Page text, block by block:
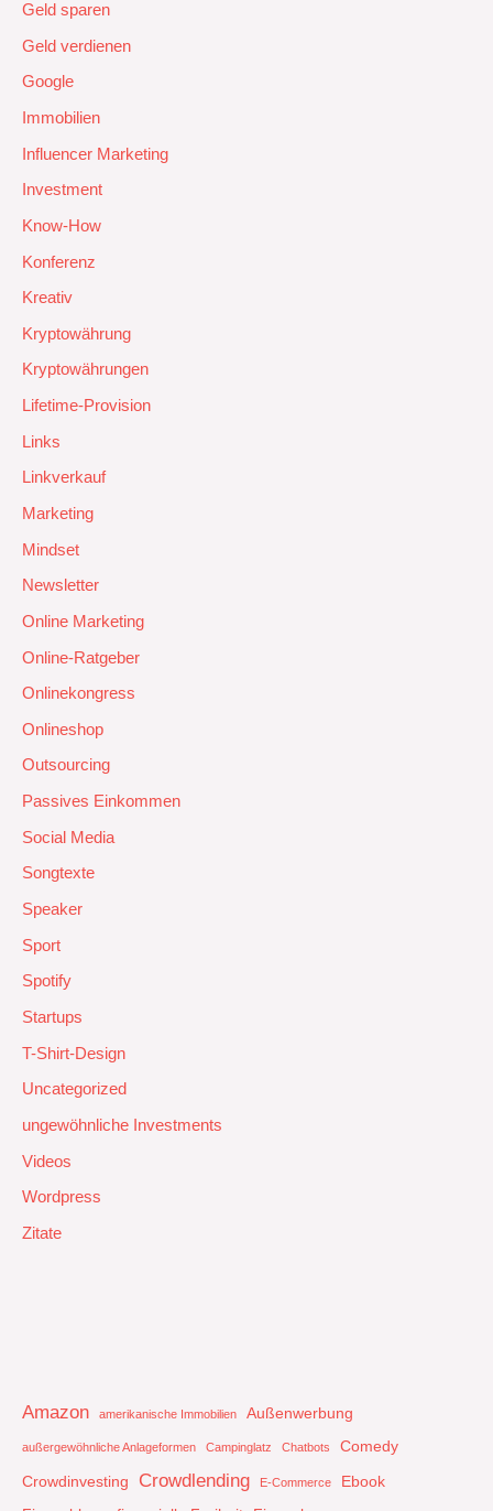
Geld sparen
Geld verdienen
Google
Immobilien
Influencer Marketing
Investment
Know-How
Konferenz
Kreativ
Kryptowährung
Kryptowährungen
Lifetime-Provision
Links
Linkverkauf
Marketing
Mindset
Newsletter
Online Marketing
Online-Ratgeber
Onlinekongress
Onlineshop
Outsourcing
Passives Einkommen
Social Media
Songtexte
Speaker
Sport
Spotify
Startups
T-Shirt-Design
Uncategorized
ungewöhnliche Investments
Videos
Wordpress
Zitate
Amazon amerikanische Immobilien Außenwerbung
außergewöhnliche Anlageformen Campinglatz Chatbots
Comedy
Crowdinvesting
Crowdlending E-Commerce
Ebook